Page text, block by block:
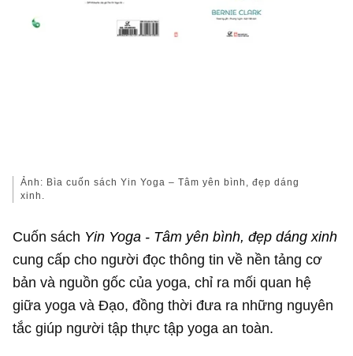
Ảnh: Bìa cuốn sách Yin Yoga – Tâm yên bình, đẹp dáng
xinh.
Cuốn sách Yin Yoga - Tâm yên bình, đẹp dáng xinh
cung cấp cho người đọc thông tin về nền tảng cơ
bản và nguồn gốc của yoga, chỉ ra mối quan hệ
giữa yoga và Đạo, đồng thời đưa ra những nguyên
tắc giúp người tập thực tập yoga an toàn.